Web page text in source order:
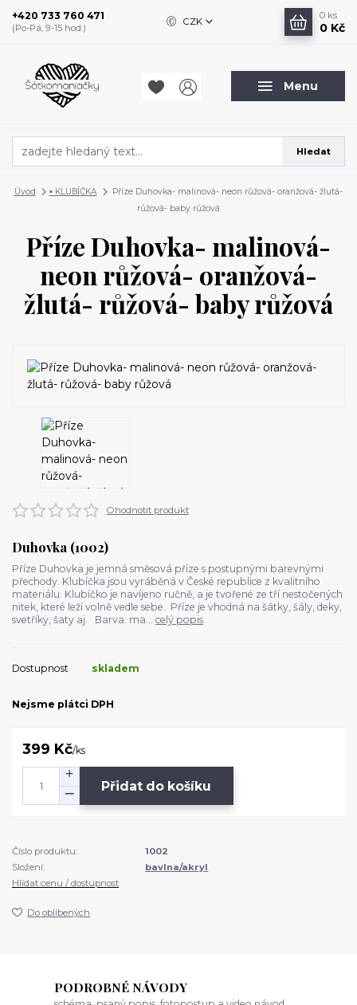
Menu
CZK
Hledat
+420 733 760 471
(Po-Pá, 9-15 hod.)
0 ks
0 Kč
Úvod ▪️ KLUBÍČKA
Příze Duhovka- malinová- neon růžová- oranžová- žlutá-
růžová- baby růžová
Příze Duhovka- malinová-
neon růžová- oranžová-
žlutá- růžová- baby růžová
Ohodnotit produkt
Duhovka (1002)
Příze Duhovka je jemná směsová příze s postupnými barevnými
přechody. Klubíčka jsou vyráběná v České republice z kvalitního
materiálu. Klubíčko je navíjeno ručně, a je tvořené ze tří nestočených
nitek, které leží volně vedle sebe. Příze je vhodná na šátky, šály, deky,
svetříky, šaty aj. Barva: ma... celý popis
Dostupnost skladem
Nejsme plátci DPH
399 Kč/ks
Přidat do košíku
Číslo produktu:
1002
Složení:
bavlna/akryl
Hlídat cenu / dostupnost
Do oblíbených
PODROBNÉ NÁVODY